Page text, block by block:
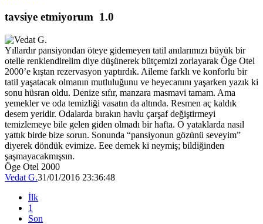
tavsiye etmiyorum 1.0
Yıllardır pansiyondan öteye gidemeyen tatil anılarımızı büyük bir
otelle renklendirelim diye düşünerek bütçemizi zorlayarak Öge Otel
2000’e kıştan rezervasyon yaptırdık. Aileme farklı ve konforlu bir
tatil yaşatacak olmanın mutluluğunu ve heyecanını yaşarken yazık ki
sonu hüsran oldu. Denize sıfır, manzara masmavi tamam. Ama
yemekler ve oda temizliği vasatın da altında. Resmen aç kaldık
desem yeridir. Odalarda bırakın havlu çarşaf değiştirmeyi
temizlemeye bile gelen giden olmadı bir hafta. O yataklarda nasıl
yattık birde bize sorun. Sonunda “pansiyonun gözünü seveyim”
diyerek döndük evimize. Eee demek ki neymiş; bildiğinden
şaşmayacakmışsın.
Öge Otel 2000
Vedat G.31/01/2016 23:36:48
İlk
1
Son